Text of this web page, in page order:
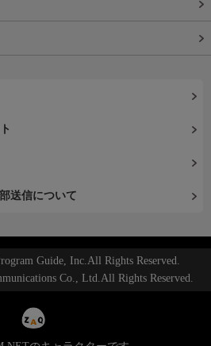
送信について
Guide, Inc.All Rights Reserved.
Co., Ltd.All Rights Reserved.